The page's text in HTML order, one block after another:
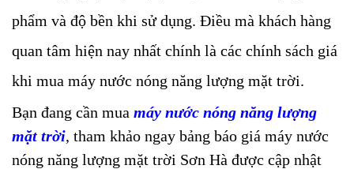
phẩm và độ bền khi sử dụng. Điều mà khách hàng
quan tâm hiện nay nhất chính là các chính sách giá
khi mua máy nước nóng năng lượng mặt trời.
Bạn đang cần mua máy nước nóng năng lượng
mặt trời, tham khảo ngay bảng báo giá máy nước
nóng năng lượng mặt trời Sơn Hà được cập nhật